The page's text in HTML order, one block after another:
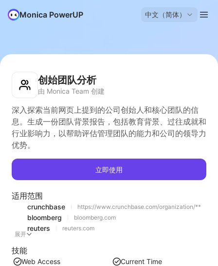
Monica PowerUP 中文（简体）
创始团队分析
由 Monica Team 创建
深入探索当前网页上提到的公司创始人和核心团队的信
息。生成一份团队背景报告，包括教育背景、过往成就和
行业影响力，以帮助评估管理团队的能力和公司的领导力
优势。
立即使用
适用范围
crunchbase https://www.crunchbase.com/organization/**
bloomberg bloomberg.com
reuters
reuters.com
展开
技能
Web Access Current Time